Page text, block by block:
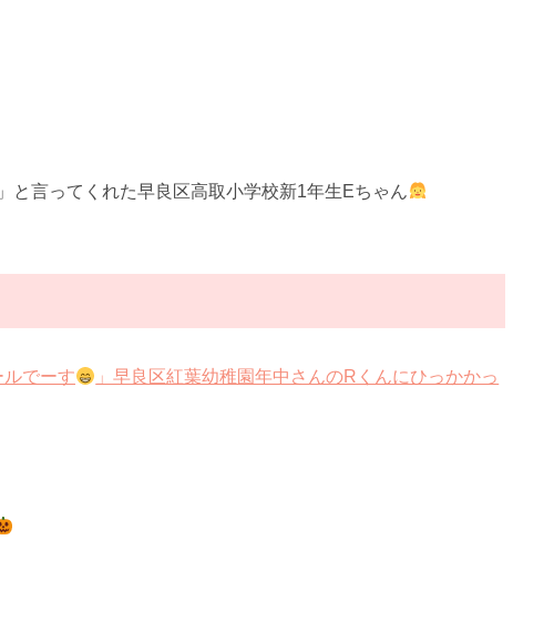
と言ってくれた早良区高取小学校新1年生Eちゃん
ルでーす
」早良区紅葉幼稚園年中さんのRくんにひっかかっ